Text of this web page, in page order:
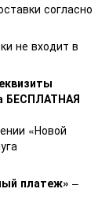
согласно
не входит в
БЕСПЛАТНАЯ
«Новой
платеж» –